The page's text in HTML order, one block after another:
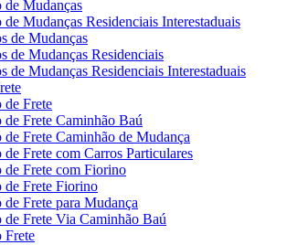
de Mudanças
de Mudanças Residenciais Interestaduais
de Mudanças
de Mudanças Residenciais
de Mudanças Residenciais Interestaduais
de Frete
de Frete Caminhão Baú
de Frete Caminhão de Mudança
de Frete com Carros Particulares
de Frete com Fiorino
de Frete Fiorino
de Frete para Mudança
de Frete Via Caminhão Baú
Frete